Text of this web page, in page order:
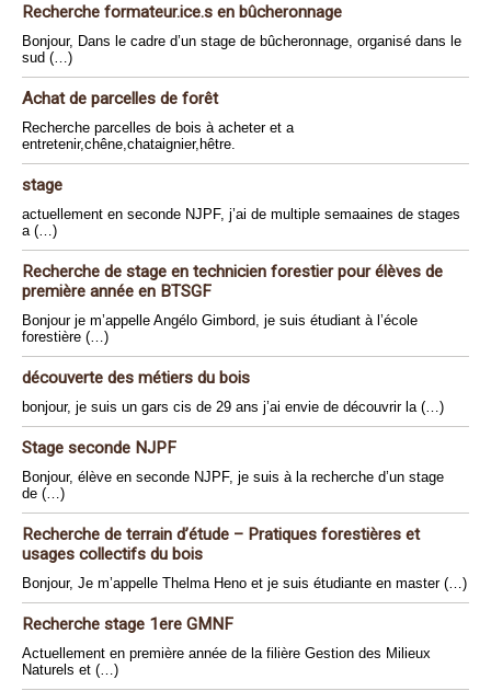
Recherche formateur.ice.s en bûcheronnage
Bonjour, Dans le cadre d’un stage de bûcheronnage, organisé dans le
sud (…)
Achat de parcelles de forêt
Recherche parcelles de bois à acheter et a
entretenir,chêne,chataignier,hêtre.
stage
actuellement en seconde NJPF, j’ai de multiple semaaines de stages
a (…)
Recherche de stage en technicien forestier pour élèves de
première année en BTSGF
Bonjour je m’appelle Angélo Gimbord, je suis étudiant à l’école
forestière (…)
découverte des métiers du bois
bonjour, je suis un gars cis de 29 ans j’ai envie de découvrir la (…)
Stage seconde NJPF
Bonjour, élève en seconde NJPF, je suis à la recherche d’un stage
de (…)
Recherche de terrain d’étude – Pratiques forestières et
usages collectifs du bois
Bonjour, Je m’appelle Thelma Heno et je suis étudiante en master (…)
Recherche stage 1ere GMNF
Actuellement en première année de la filière Gestion des Milieux
Naturels et (…)